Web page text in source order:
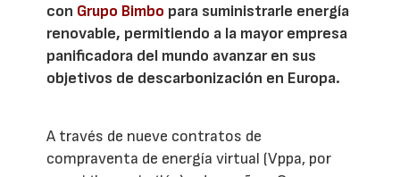
con Grupo Bimbo para suministrarle energía
renovable, permitiendo a la mayor empresa
panificadora del mundo avanzar en sus
objetivos de descarbonización en Europa.
A través de nueve contratos de
compraventa de energía virtual (Vppa, por